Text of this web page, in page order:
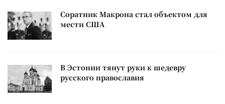
Соратник Макрона стал объектом для
мести США
В Эстонии тянут руки к шедевру
русского православия